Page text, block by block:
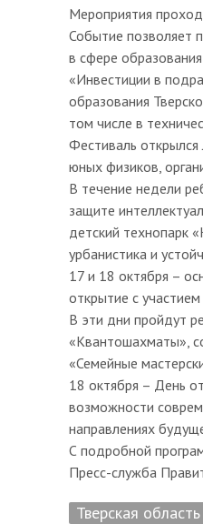
Мероприятия
Событие позволяет
в сфере
«Инвестиции в
образования
том числе в
Фестиваль
юных физиков,
В течение недели
защите
детский технопарк
урбанистика и
17 и 18 октября –
открытие с
В эти дни пройдут
«Квантошахматы»,
«Семейные
18 октября – День
возможности
направлениях
С подробной
Пресс-служба
Тверская область